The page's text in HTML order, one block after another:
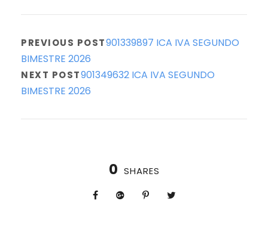
PREVIOUS POST901339897 ICA IVA SEGUNDO
BIMESTRE 2026
NEXT POST901349632 ICA IVA SEGUNDO
BIMESTRE 2026
0 SHARES